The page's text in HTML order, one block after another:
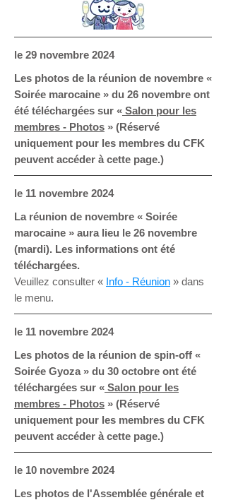
le 29 novembre 2024
Les photos de la réunion de novembre «
Soirée marocaine » du 26 novembre ont
été téléchargées sur « Salon pour les
membres - Photos » (Réservé
uniquement pour les membres du CFK
peuvent accéder à cette page.)
le 11 novembre 2024
La réunion de novembre « Soirée
marocaine » aura lieu le 26 novembre
(mardi). Les informations ont été
téléchargées.
Veuillez consulter « Info - Réunion » dans
le menu.
le 11 novembre 2024
Les photos de la réunion de spin-off «
Soirée Gyoza » du 30 octobre ont été
téléchargées sur « Salon pour les
membres - Photos » (Réservé
uniquement pour les membres du CFK
peuvent accéder à cette page.)
le 10 novembre 2024
Les photos de l'Assemblée générale et